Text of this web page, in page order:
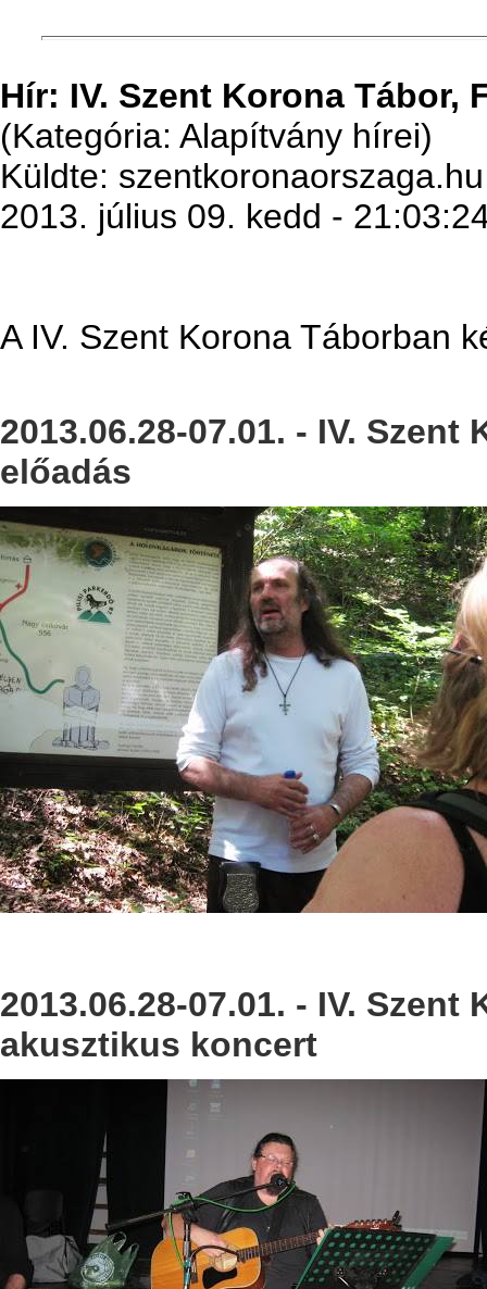
Hír: IV. Szent Korona Tábor,
(Kategória: Alapítvány hírei)
Küldte: szentkoronaorszaga.hu
2013. július 09. kedd -
A IV. Szent Korona Táborban
2013.06.28-07.01. - IV.
előadás
2013.06.28-07.01. - IV.
akusztikus koncert